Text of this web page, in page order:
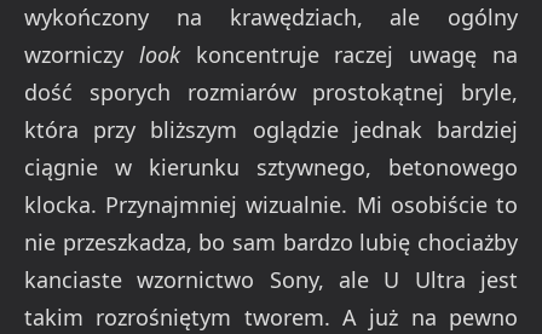
wykończony na krawędziach, ale ogólny
wzorniczy lookkoncentruje raczej uwagę na
dość sporych rozmiarów prostokątnej bryle,
która przy bliższym oglądzie jednak bardziej
ciągnie w kierunku sztywnego, betonowego
klocka. Przynajmniej wizualnie. Mi osobiście to
nie przeszkadza, bo sam bardzo lubię chociażby
kanciaste wzornictwo Sony, ale U Ultra jest
takim rozrośniętym tworem. A już na pewno